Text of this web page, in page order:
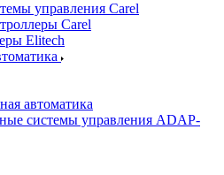
управления Carel
Carel
Elitech
автоматика
системы управления ADAP-